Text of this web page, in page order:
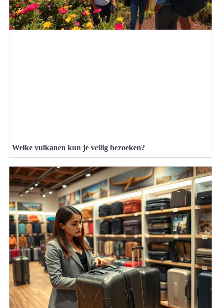
Welke vulkanen kun je veilig bezoeken?